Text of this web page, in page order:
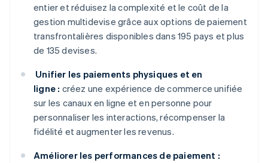
entier et réduisez la complexité et le coût de la
gestion multidevise grâce aux options de paiement
transfrontalières disponibles dans 195 pays et plus
de 135 devises.
Unifier les paiements physiques et en
ligne : créez une expérience de commerce unifiée
sur les canaux en ligne et en personne pour
personnaliser les interactions, récompenser la
fidélité et augmenter les revenus.
Améliorer les performances de paiement :